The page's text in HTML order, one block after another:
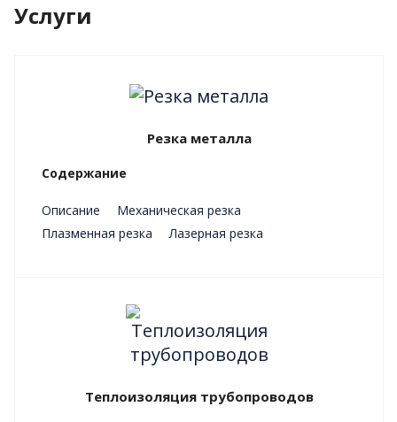
Услуги
Резка металла
Содержание
Описание
Механическая резка
Плазменная резка
Лазерная резка
Теплоизоляция трубопроводов